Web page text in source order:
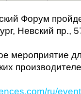
Форум
Невский пр.,
мероприятие
ru/